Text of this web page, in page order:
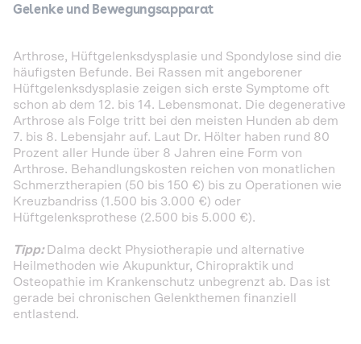
Gelenke und Bewegungsapparat
Arthrose, Hüftgelenksdysplasie und Spondylose sind die
häufigsten Befunde. Bei Rassen mit angeborener
Hüftgelenksdysplasie zeigen sich erste Symptome oft
schon ab dem 12. bis 14. Lebensmonat. Die degenerative
Arthrose als Folge tritt bei den meisten Hunden ab dem
7. bis 8. Lebensjahr auf. Laut Dr. Hölter haben rund 80
Prozent aller Hunde über 8 Jahren eine Form von
Arthrose. Behandlungskosten reichen von monatlichen
Schmerztherapien (50 bis 150 €) bis zu Operationen wie
Kreuzbandriss (1.500 bis 3.000 €) oder
Hüftgelenksprothese (2.500 bis 5.000 €).
Tipp: Dalma deckt Physiotherapie und alternative
Heilmethoden wie Akupunktur, Chiropraktik und
Osteopathie im Krankenschutz unbegrenzt ab. Das ist
gerade bei chronischen Gelenkthemen finanziell
entlastend.